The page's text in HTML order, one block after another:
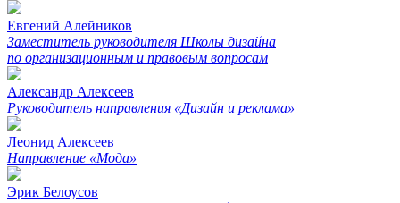
Евгений Алейников
Заместитель руководителя Школы дизайна
по организационным и правовым вопросам
Александр Алексеев
Руководитель направления «Дизайн и реклама»
Леонид Алексеев
Направление «Мода»
Эрик Белоусов